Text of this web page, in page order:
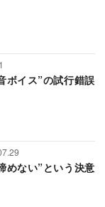
ボイス”の試行錯誤
めない”という決意